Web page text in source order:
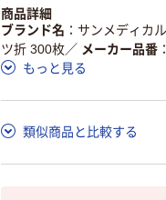
商品詳細
ブランド名
サンメディカル
ツ折 300枚／ メーカー品番
もっと見る
類似商品と比較する